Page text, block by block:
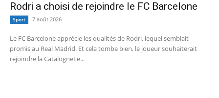
Rodri a choisi de rejoindre le FC Barcelone
Sport 7 août 2026
Le FC Barcelone apprécie les qualités de Rodri, lequel semblait
promis au Real Madrid. Et cela tombe bien, le joueur souhaiterait
rejoindre la CatalogneLe...